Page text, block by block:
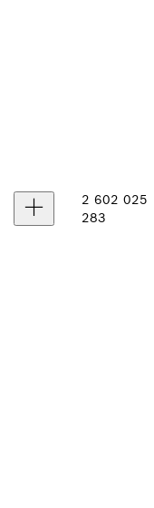
2 602 025
283